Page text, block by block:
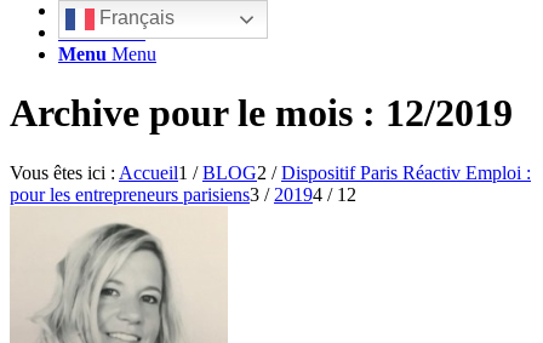
Français
Rechercher
Menu Menu
Archive pour le mois : 12/2019
Vous êtes ici : Accueil1 / BLOG2 / Dispositif Paris Réactiv Emploi :
pour les entrepreneurs parisiens3 / 20194 / 12